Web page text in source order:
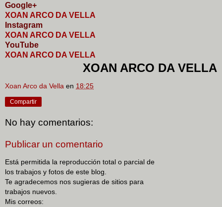
Google+
XOAN ARCO DA VELLA
nstagram
XOAN ARCO DA VELLA
YouTube
XOAN ARCO DA VELLA
XOAN ARCO DA VELLA
Xoan Arco da Vella en 18:25
Compartir
No hay comentarios:
Publicar un comentario
Está permitida la reproducción total o parcial de
los trabajos y fotos de este blog.
Te agradecemos nos sugieras de sitios para
trabajos nuevos.
Mis correos: